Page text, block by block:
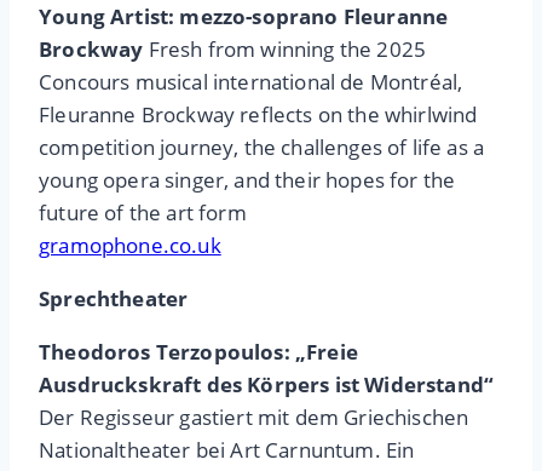
Young Artist: mezzo-soprano Fleuranne
Brockway Fresh from winning the 2025
Concours musical international de Montréal,
Fleuranne Brockway reflects on the whirlwind
competition journey, the challenges of life as a
young opera singer, and their hopes for the
future of the art form
gramophone.co.uk
Sprechtheater
Theodoros Terzopoulos: „Freie
Ausdruckskraft des Körpers ist Widerstand“
Der Regisseur gastiert mit dem Griechischen
Nationaltheater bei Art Carnuntum. Ein